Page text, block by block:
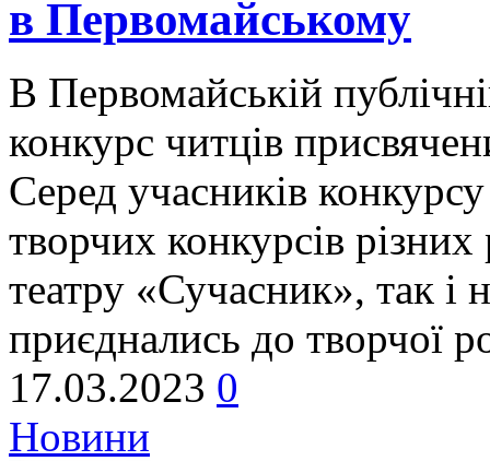
в Первомайському
В Первомайській
конкурс читців
Серед учасників
творчих конкурсів
театру «Сучасник», так і
приєднались до творчої
17.03.2023 0
Новини